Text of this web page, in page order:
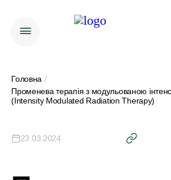
Головна /
Променева терапія з модульованою
(Intensity Modulated Radiation Therapy)
23.03.2024